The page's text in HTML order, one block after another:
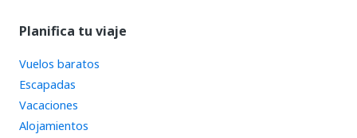
Planifica tu viaje
Vuelos baratos
Escapadas
Vacaciones
Alojamientos